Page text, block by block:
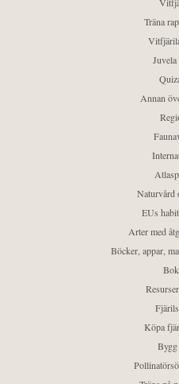
Träna
Annan
Naturvård
EUs
Arter med
Böcker, appar,
Köpa